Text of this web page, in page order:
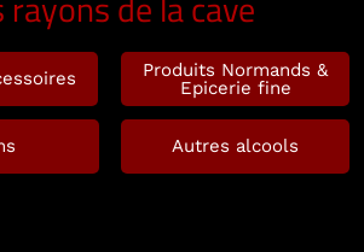
Produits Normands &
Epicerie fine
Autres alcools